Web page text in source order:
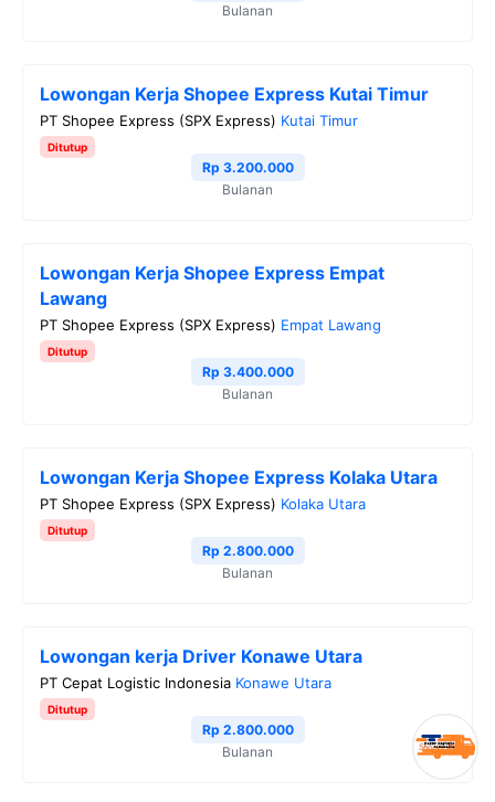
Bulanan
Lowongan Kerja Shopee Express Kutai Timur
PT Shopee Express (SPX Express) Kutai Timur
Ditutup
Rp 3.200.000
Bulanan
Lowongan Kerja Shopee Express Empat
Lawang
PT Shopee Express (SPX Express) Empat Lawang
Ditutup
Rp 3.400.000
Bulanan
Lowongan Kerja Shopee Express Kolaka Utara
PT Shopee Express (SPX Express) Kolaka Utara
Ditutup
Rp 2.800.000
Bulanan
Lowongan kerja Driver Konawe Utara
PT Cepat Logistic Indonesia Konawe Utara
Ditutup
Rp 2.800.000
Bulanan